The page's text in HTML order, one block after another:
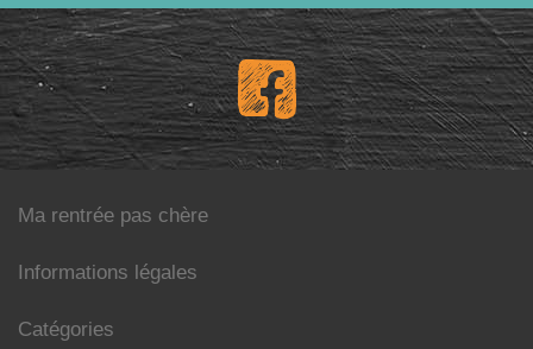
Ma rentrée pas chère
Informations légales
Catégories